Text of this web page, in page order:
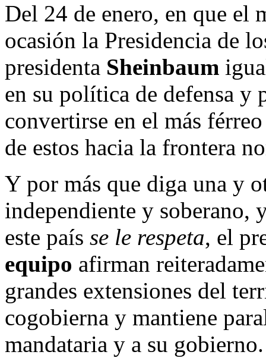
Del 24 de enero, en que el
ocasión la Presidencia de
presidenta Sheinbaum
en su política de defensa y
convertirse en el más
de estos hacia la frontera
Y por más que diga una y
independiente y soberano,
este país se le respeta, el
equipo afirman
grandes extensiones del
cogobierna y mantiene
mandataria y a su gobierno.